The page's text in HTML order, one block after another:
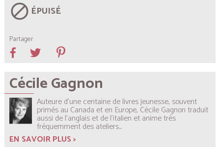
block ÉPUISÉ
Partager
Cécile Gagnon
Auteure d’une centaine de livres jeunesse, souvent
primés au Canada et en Europe, Cécile Gagnon traduit
aussi de l’anglais et de l’italien et anime très
fréquemment des ateliers...
EN SAVOIR PLUS >